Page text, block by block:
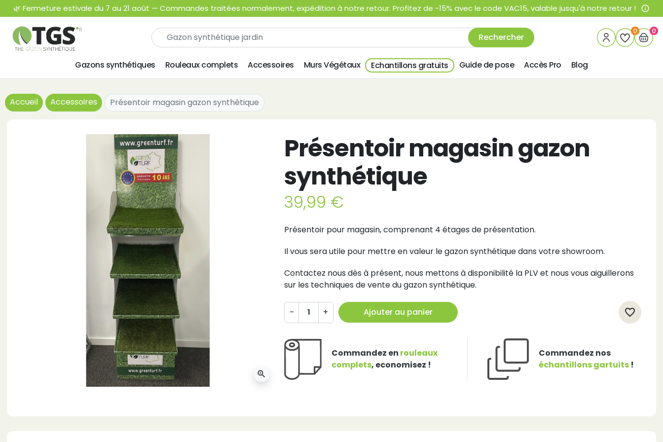
🌿 Fermeture estivale du 7 au 21 août — Commandes traitées normalement, expédition à notre retour. Profitez de -15% avec le code VAC15, valable jusqu'à notre retour ! info_outline
Rechercher
0 0
Gazons synthétiques Rouleaux complets Accessoires Murs Végétaux Echantillons gratuits Guide de pose Accès Pro Blog
Accueil Accessoires Présentoir magasin gazon synthétique
zoom_in
Présentoir magasin gazon
synthétique
39,99 €
Présentoir pour magasin, comprenant 4 étages de présentation.
Il vous sera utile pour mettre en valeur le gazon synthétique dans votre showroom.
Contactez nous dès à présent, nous mettons à disponibilité la PLV et nous vous aiguillerons
sur les techniques de vente du gazon synthétique.
- + Ajouter au panier favorite_border
Commandez en rouleaux
complets, economisez !
Commandez nos
échantillons gartuits!